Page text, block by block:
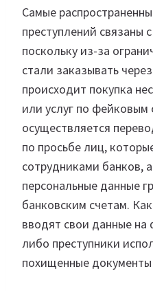
Самые
преступлений связаны
поскольку из-за
стали заказывать
происходит покупка
или услуг по
осуществляется
по просьбе лиц,
сотрудниками банков,
персональные данные
банковским счетам.
вводят свои данные на
либо преступники
похищенные